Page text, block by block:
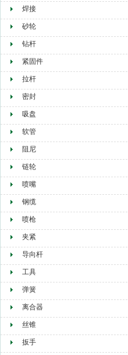
焊接
砂轮
钻杆
紧固件
拉杆
密封
吸盘
软管
阻尼
链轮
喷嘴
钢缆
喷枪
夹紧
导向杆
工具
弹簧
离合器
丝锥
扳手